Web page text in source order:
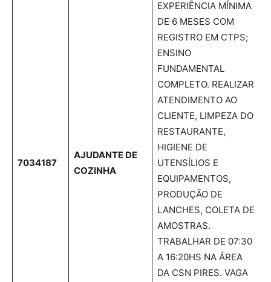
7034187
AJUDANTE DE
COZINHA
EXPERIÊNCIA MÍNIMA
DE 6 MESES COM
REGISTRO EM CTPS;
ENSINO
FUNDAMENTAL
COMPLETO. REALIZAR
ATENDIMENTO AO
CLIENTE, LIMPEZA DO
RESTAURANTE,
HIGIENE DE
UTENSÍLIOS E
EQUIPAMENTOS,
PRODUÇÃO DE
LANCHES, COLETA DE
AMOSTRAS.
TRABALHAR DE 07:30
A 16:20HS NA ÁREA
DA CSN PIRES. VAGA